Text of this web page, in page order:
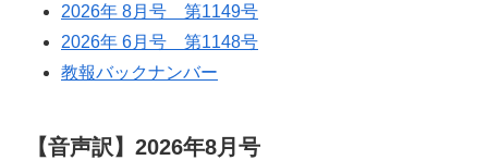
2026年 8月号 第1149号
2026年 6月号 第1148号
教報バックナンバー
【音声訳】2026年8月号